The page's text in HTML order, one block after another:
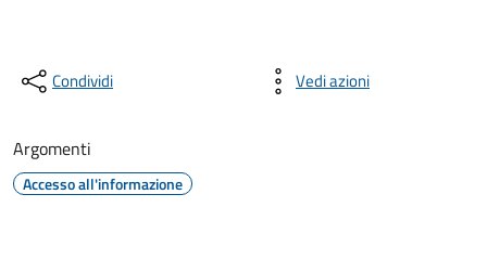
Condividi Vedi azioni
Argomenti
Accesso all'informazione